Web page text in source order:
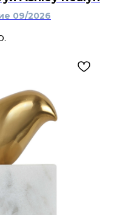
09/2026